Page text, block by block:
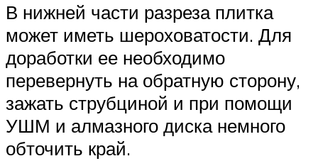
В нижней части разреза плитка
может иметь шероховатости. Для
доработки ее необходимо
перевернуть на обратную сторону,
зажать струбциной и при помощи
УШМ и алмазного диска немного
обточить край.